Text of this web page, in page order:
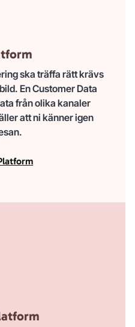
ska träffa rätt krävs
En Customer Data
från olika kanaler
att ni känner igen